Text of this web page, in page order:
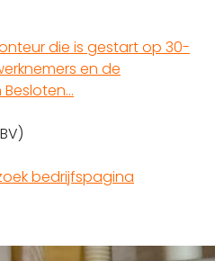
die is gestart op 30-
en de
bedrijfspagina